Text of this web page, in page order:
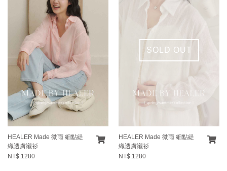
HEALER Made 微雨 細點緹
織透膚襯衫
NT$.1280
SOLD OUT
HEALER Made 微雨 細點緹
織透膚襯衫
NT$.1280